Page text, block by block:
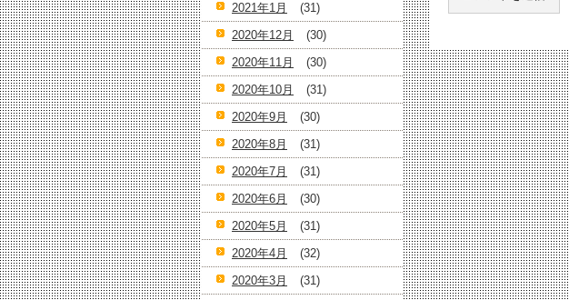
2021年1月
(31)
2020年12月
(30)
2020年11月
(30)
2020年10月
(31)
2020年9月
(30)
2020年8月
(31)
2020年7月
(31)
2020年6月
(30)
2020年5月
(31)
2020年4月
(32)
2020年3月
(31)